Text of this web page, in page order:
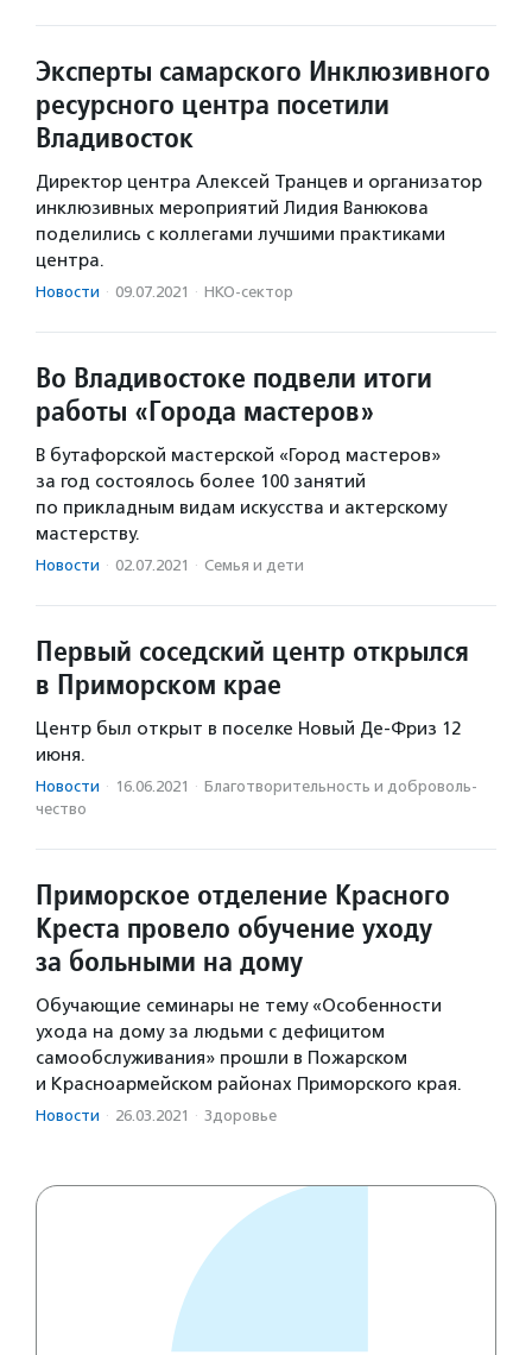
Эксперты самарского Инклюзивного
ресурсного центра посетили
Владивосток
Директор центра Алексей Транцев и организатор
инклюзивных мероприятий Лидия Ванюкова
поделились с коллегами лучшими практиками
центра.
Новости · 09.07.2021 · НКО-сектор
Во Владивостоке подвели итоги
работы «Города мастеров»
В бутафорской мастерской «Город мастеров»
за год состоялось более 100 занятий
по прикладным видам искусства и актерскому
мастерству.
Новости · 02.07.2021 · Семья и дети
Первый соседский центр открылся
в Приморском крае
Центр был открыт в поселке Новый Де-Фриз 12
июня.
Новости · 16.06.2021 · Благотвори­тель­ность и доброволь­
чест­во
Приморское отделение Красного
Креста провело обучение уходу
за больными на дому
Обучающие семинары не тему «Особенности
ухода на дому за людьми с дефицитом
самообслуживания» прошли в Пожарском
и Красноармейском районах Приморского края.
Новости · 26.03.2021 · Здоровье